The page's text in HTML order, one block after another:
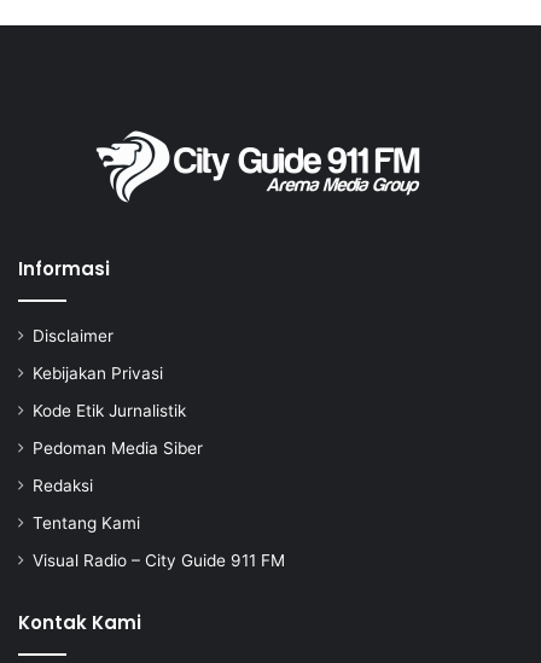
Informasi
Disclaimer
Kebijakan Privasi
Kode Etik Jurnalistik
Pedoman Media Siber
Redaksi
Tentang Kami
Visual Radio – City Guide 911 FM
Kontak Kami